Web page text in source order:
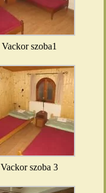
Vackor szoba1
Vackor szoba 3